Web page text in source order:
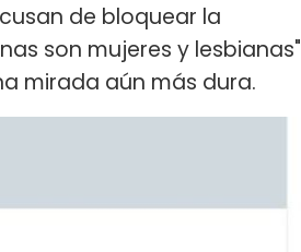
de bloquear la
son mujeres y lesbianas"
mirada aún más dura.